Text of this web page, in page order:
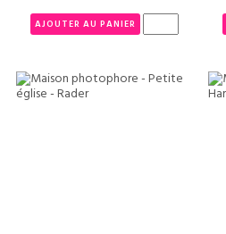
AJOUTER AU PANIER